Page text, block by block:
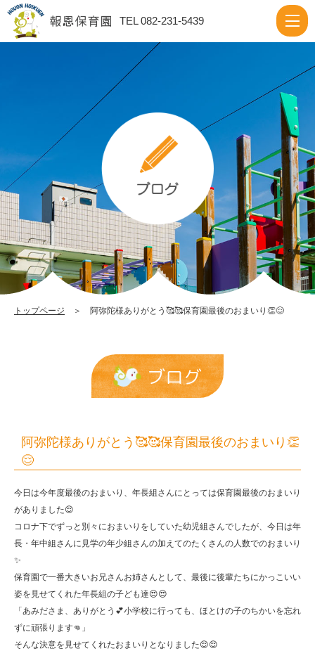
阿
弥
陀
が
と
う
🥰
🥰
保
育
園
後
の
お
い
り
👏
|
報
恩
保
育
園
TEL 082-231-5439
トップページ ＞ 阿弥陀様ありがとう🥰🥰保育園最後のおまいり👏😌
ブログ
阿弥陀様ありがとう🥰🥰保育園最後のおまいり👏
😌
今日は今年度最後のおまいり、年長組さんにとっては保育園最後のおまいり
がありました😌
コロナ下でずっと別々におまいりをしていた幼児組さんでしたが、今日は年
長・年中組さんに見学の年少組さんの加えてのたくさんの人数でのおまいり
✨
保育園で一番大きいお兄さんお姉さんとして、最後に後輩たちにかっこいい
姿を見せてくれた年長組の子ども達😍😍
「あみださま、ありがとう💕小学校に行っても、ほとけの子のちかいを忘れ
ずに頑張ります👊」
そんな決意を見せてくれたおまいりとなりました😌😌